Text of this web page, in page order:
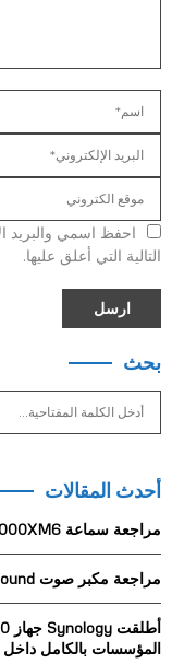
احفظ اسمي والبريد
التالية التي أعلق عليها.
بحث
c
f
r
:
أحدث المقالات
مراجعة سماعة Sony WH-1000XM6
مراجعة مكبر صوت WiiM Sound
المؤسسات بالكامل داخل